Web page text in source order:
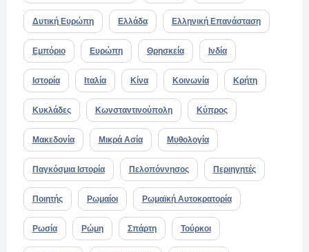
Δυτική Ευρώπη Ελλάδα Ελληνική Επανάσταση
Εμπόριο Ευρώπη Θρησκεία Ινδία
Ιστορία Ιταλία Κίνα Κοινωνία Κρήτη
Κυκλάδες Κωνσταντινούπολη Κύπρος
Μακεδονία Μικρά Ασία Μυθολογία
Παγκόσμια Ιστορία Πελοπόννησος Περιηγητές
Ποιητής Ρωμαίοι Ρωμαϊκή Αυτοκρατορία
Ρωσία Ρώμη Σπάρτη Τούρκοι